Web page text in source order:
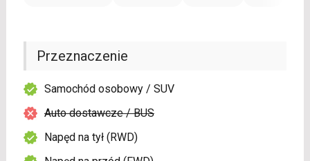
Przeznaczenie
Samochód osobowy / SUV
Auto dostawcze / BUS
Napęd na tył (RWD)